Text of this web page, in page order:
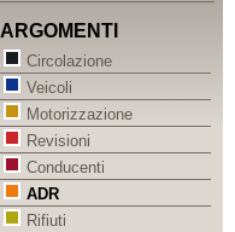
ARGOMENTI
Circolazione
Veicoli
Motorizzazione
Revisioni
Conducenti
ADR
Rifiuti